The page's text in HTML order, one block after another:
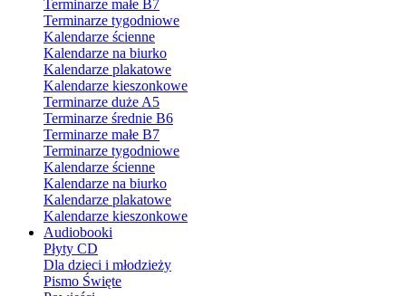
Terminarze małe B7
Terminarze tygodniowe
Kalendarze ścienne
Kalendarze na biurko
Kalendarze plakatowe
Kalendarze kieszonkowe
Terminarze duże A5
Terminarze średnie B6
Terminarze małe B7
Terminarze tygodniowe
Kalendarze ścienne
Kalendarze na biurko
Kalendarze plakatowe
Kalendarze kieszonkowe
Audiobooki
Płyty CD
Dla dzieci i młodzieży
Pismo Święte